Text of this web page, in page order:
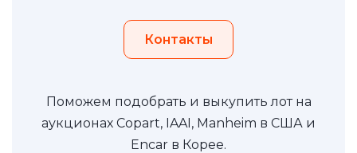
Контакты
Поможем подобрать и выкупить лот на
аукционах Copart, IAAI, Manheim в США и
Encar в Корее.